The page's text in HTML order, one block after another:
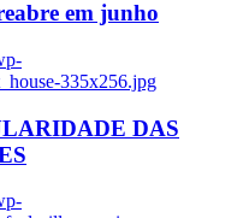
em junho
335x256.jpg
DAS